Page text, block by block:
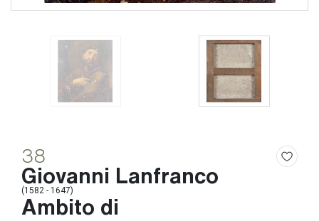
38
Giovanni Lanfranco
(1582 - 1647)
Ambito di